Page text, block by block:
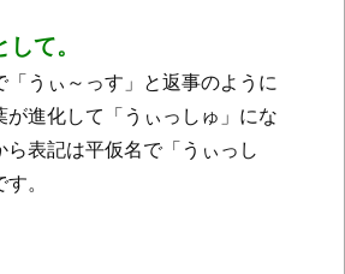
て。
「うぃ～っす」と返事のように
が進化して「うぃっしゅ」にな
ら表記は平仮名で「うぃっし
。